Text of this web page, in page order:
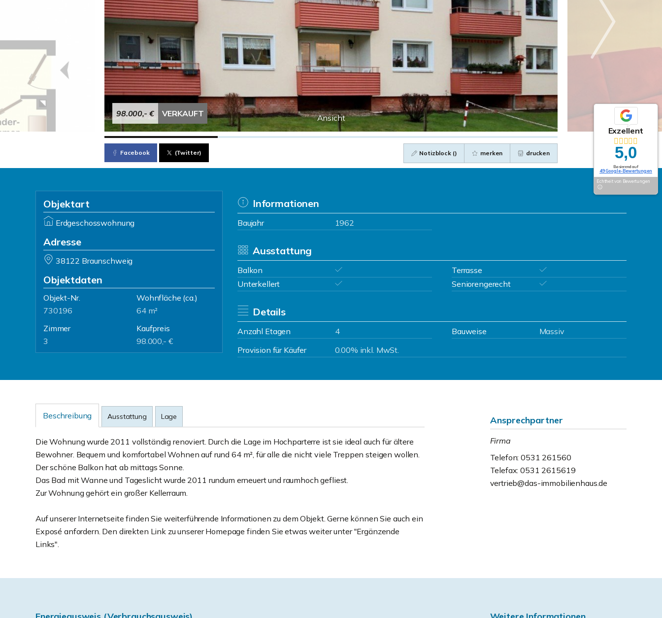
Ansicht
98.000,- € VERKAUFT
Facebook (Twitter) Notizblock () merken drucken
Objektart
Erdgeschosswohnung
Adresse
38122 Braunschweig
Objektdaten
Objekt-Nr.
730196
Wohnfläche (ca.)
64 m²
Zimmer
3
Kaufpreis
98.000,- €
Informationen
Baujahr 1962
Ausstattung
Balkon
Terrasse
Unterkellert
Seniorengerecht
Details
Anzahl Etagen 4 Bauweise
Massiv
Provision für Käufer
0.00% inkl. MwSt.
Beschreibung Ausstattung Lage
Die Wohnung wurde 2011 vollständig renoviert. Durch die Lage im Hochparterre ist sie ideal auch für ältere
Bewohner. Bequem und komfortabel Wohnen auf rund 64 m², für alle die nicht viele Treppen steigen wollen.
Der schöne Balkon hat ab mittags Sonne.
Das Bad mit Wanne und Tageslicht wurde 2011 rundum erneuert und raumhoch gefliest.
Zur Wohnung gehört ein großer Kellerraum.
Auf unserer Internetseite finden Sie weiterführende Informationen zu dem Objekt. Gerne können Sie auch ein
Exposé anfordern. Den direkten Link zu unserer Homepage finden Sie etwas weiter unter "Ergänzende
Links".
Ansprechpartner
Firma
Telefon: 0531 261560
Telefax: 0531 2615619
vertrieb@das-immobilienhaus.de
Exzellent
5,0
Basierend auf
49 Google-Bewertungen
Echtheit von Bewertungen